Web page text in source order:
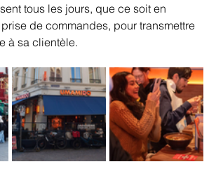
tous les jours, que ce soit en
de commandes, pour transmettre
à sa clientèle.